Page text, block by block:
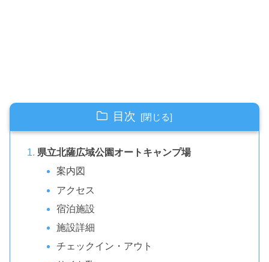
目次
県立北薩広域公園オートキャンプ場
案内図
アクセス
宿泊施設
施設詳細
チェックイン・アウト